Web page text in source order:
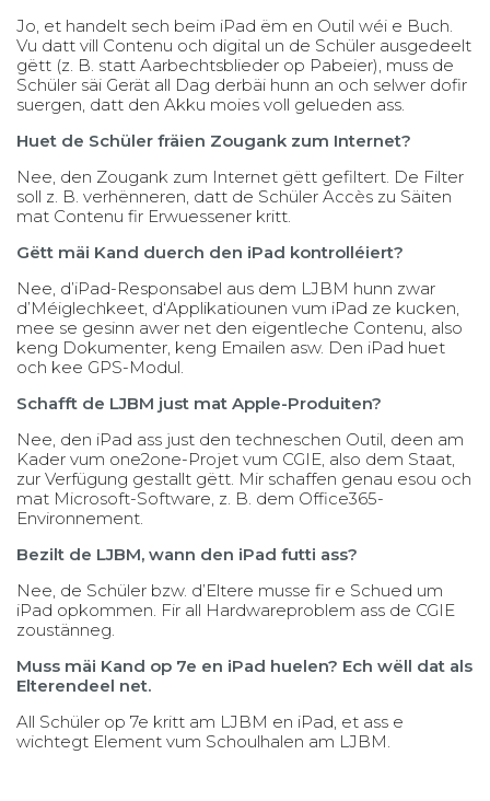
Jo, et handelt sech beim iPad ëm en Outil wéi e Buch.
Vu datt vill Contenu och digital un de Schüler ausgedeelt
gëtt (z. B. statt Aarbechtsblieder op Pabeier), muss de
Schüler säi Gerät all Dag derbäi hunn an och selwer dofir
suergen, datt den Akku moies voll gelueden ass.
Huet de Schüler fräien Zougank zum Internet?
Nee, den Zougank zum Internet gëtt gefiltert. De Filter
soll z. B. verhënneren, datt de Schüler Accès zu Säiten
mat Contenu fir Erwuessener kritt.
Gëtt mäi Kand duerch den iPad kontrolléiert?
Nee, d’iPad-Responsabel aus dem LJBM hunn zwar
d’Méiglechkeet, d‘Applikatiounen vum iPad ze kucken,
mee se gesinn awer net den eigentleche Contenu, also
keng Dokumenter, keng Emailen asw. Den iPad huet
och kee GPS-Modul.
Schafft de LJBM just mat Apple-Produiten?
Nee, den iPad ass just den techneschen Outil, deen am
Kader vum one2one-Projet vum CGIE, also dem Staat,
zur Verfügung gestallt gëtt. Mir schaffen genau esou och
mat Microsoft-Software, z. B. dem Office365-
Environnement.
Bezilt de LJBM, wann den iPad futti ass?
Nee, de Schüler bzw. d’Eltere musse fir e Schued um
iPad opkommen. Fir all Hardwareproblem ass de CGIE
zoustänneg.
Muss mäi Kand op 7e en iPad huelen? Ech wëll dat als
Elterendeel net.
All Schüler op 7e kritt am LJBM en iPad, et ass e
wichtegt Element vum Schoulhalen am LJBM.